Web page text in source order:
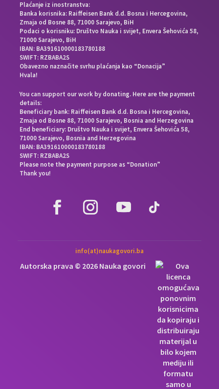
Plaćanje iz inostranstva:
Banka korisnika: Raiffeisen Bank d.d. Bosna i Hercegovina,
Zmaja od Bosne 88, 71000 Sarajevo, BiH
Podaci o korisniku: Društvo Nauka i svijet, Envera Šehovića 58,
71000 Sarajevo, BiH
IBAN: BA391610000183780188
SWIFT: RZBABA2S
Obavezno naznačite svrhu plaćanja kao “Donacija”
Hvala!
You can support our work by donating. Here are the payment
details:
Beneficiary bank: Raiffeisen Bank d.d. Bosna i Hercegovina,
Zmaja od Bosne 88, 71000 Sarajevo, Bosnia and Herzegovina
End beneficiary: Društvo Nauka i svijet, Envera Šehovića 58,
71000 Sarajevo, Bosnia and Herzegovina
IBAN: BA391610000183780188
SWIFT: RZBABA2S
Please note the payment purpose as “Donation”
Thank you!
info(at)naukagovori.ba
Autorska prava © 2026 Nauka govori